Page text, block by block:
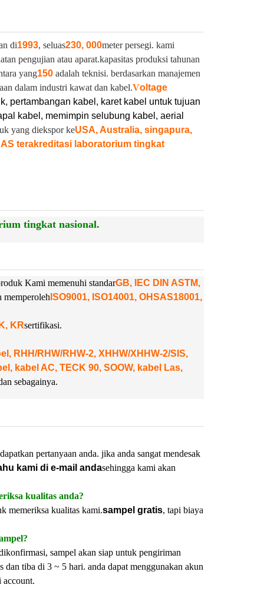
di1993, seluas230, 000meter persegi. kami
pengujian atau aparat.kapasitas produksi tahunan
yang150 adalah teknisi. berdasarkan manajemen
dalam industri kawat dan kabel.Voltage
pertambangan kabel, karet kabel untuk tujuan
kabel, memimpin selubung kabel, aerial
yang diekspor keUSA, Australia, singapura,
terakreditasi laboratorium tingkat
tingkat nasional.
Kami memenuhi standarGB, IEC DIN ASTM,
memperoleh ISO9001, ISO14001, OHSAS18001,
KRsertifikasi.
RHH/RHW/RHW-2, XHHW/XHHW-2/SIS,
kabel AC, TECK 90, SOOW, kabel Las,
sebagainya.
pertanyaan anda. jika anda sangat mendesak
kami di e-mail andasehingga kami akan
kualitas anda?
memeriksa kualitas kami.sampel gratis, tapi biaya
sampel akan siap untuk pengiriman
tiba di 3 ~ 5 hari. anda dapat menggunakan akun
account.